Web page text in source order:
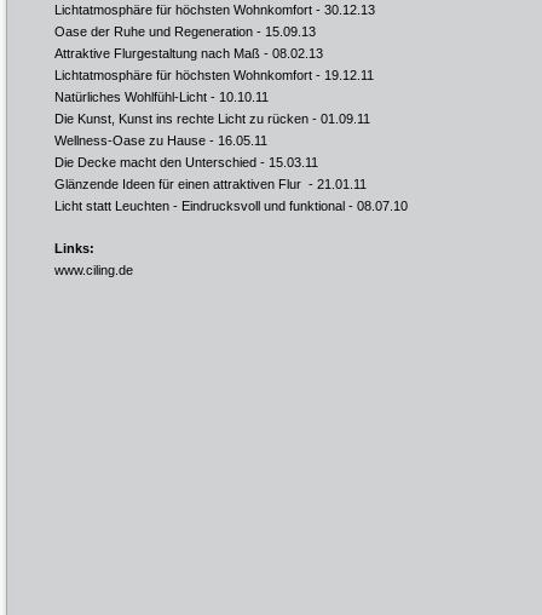
Lichtatmosphäre für höchsten Wohnkomfort - 30.12.13
Oase der Ruhe und Regeneration - 15.09.13
Attraktive Flurgestaltung nach Maß - 08.02.13
Lichtatmosphäre für höchsten Wohnkomfort - 19.12.11
Natürliches Wohlfühl-Licht - 10.10.11
Die Kunst, Kunst ins rechte Licht zu rücken - 01.09.11
Wellness-Oase zu Hause - 16.05.11
Die Decke macht den Unterschied - 15.03.11
Glänzende Ideen für einen attraktiven Flur - 21.01.11
Licht statt Leuchten - Eindrucksvoll und funktional - 08.07.10
Links:
www.ciling.de